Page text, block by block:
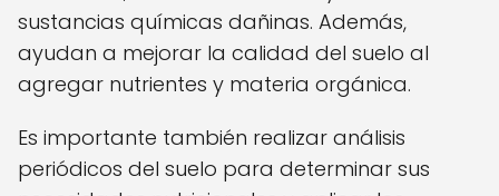
sustancias químicas dañinas. Además,
ayudan a mejorar la calidad del suelo al
agregar nutrientes y materia orgánica.
Es importante también realizar análisis
periódicos del suelo para determinar sus